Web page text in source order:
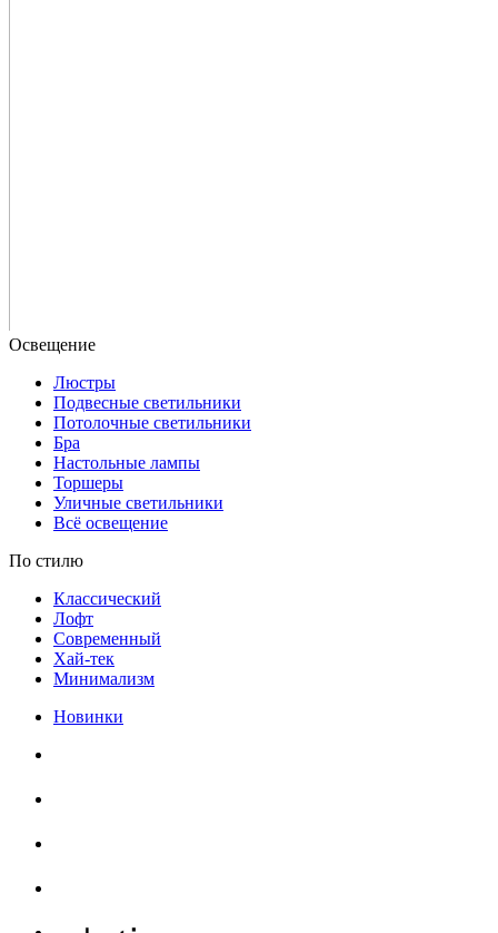
Люстры
Подвесные светильники
Потолочные светильники
Бра
Настольные лампы
Торшеры
Уличные светильники